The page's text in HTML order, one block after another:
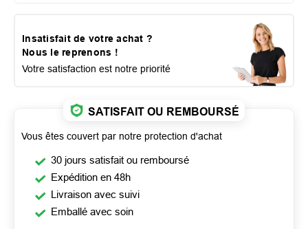
Insatisfait de votre achat ?
Nous le reprenons !
Votre satisfaction est notre priorité
SATISFAIT OU REMBOURSÉ
Vous êtes couvert par notre protection d'achat
30 jours satisfait ou remboursé
Expédition en 48h
Livraison avec suivi
Emballé avec soin